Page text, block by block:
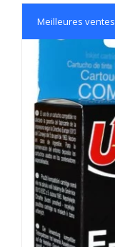
Meilleures ventes